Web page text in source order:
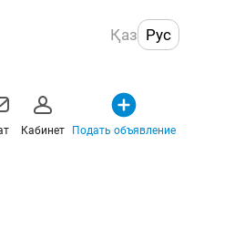
Қаз Рус
Кабинет Подать объявление